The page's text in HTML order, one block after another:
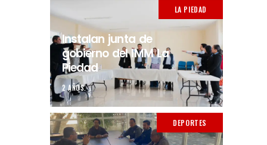
LA PIEDAD
Instalan junta de
gobierno del IMM La
Piedad
2 AÑOS.
DEPORTES